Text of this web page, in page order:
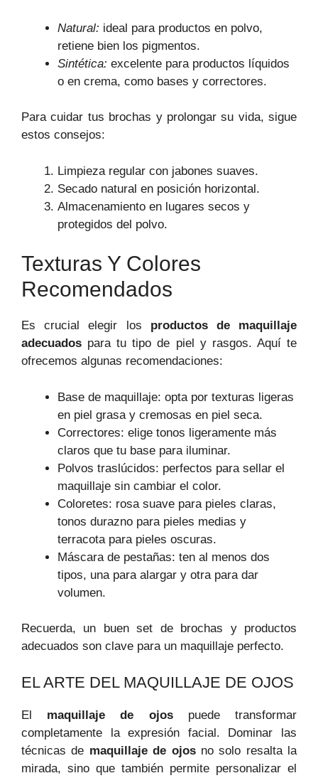
Natural: ideal para productos en polvo,
retiene bien los pigmentos.
Sintética: excelente para productos líquidos
o en crema, como bases y correctores.
Para cuidar tus brochas y prolongar su vida, sigue
estos consejos:
Limpieza regular con jabones suaves.
Secado natural en posición horizontal.
Almacenamiento en lugares secos y
protegidos del polvo.
Texturas Y Colores
Recomendados
Es crucial elegir los productos de maquillaje
adecuados para tu tipo de piel y rasgos. Aquí te
ofrecemos algunas recomendaciones:
Base de maquillaje: opta por texturas ligeras
en piel grasa y cremosas en piel seca.
Correctores: elige tonos ligeramente más
claros que tu base para iluminar.
Polvos traslúcidos: perfectos para sellar el
maquillaje sin cambiar el color.
Coloretes: rosa suave para pieles claras,
tonos durazno para pieles medias y
terracota para pieles oscuras.
Máscara de pestañas: ten al menos dos
tipos, una para alargar y otra para dar
volumen.
Recuerda, un buen set de brochas y productos
adecuados son clave para un maquillaje perfecto.
EL ARTE DEL MAQUILLAJE DE OJOS
El maquillaje de ojospuede transformar
completamente la expresión facial. Dominar las
técnicas de maquillaje de ojosno solo resalta la
mirada, sino que también permite personalizar el